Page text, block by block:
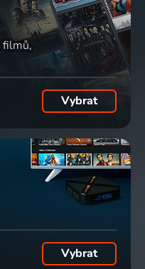
filmů
Vybrat
Vybrat